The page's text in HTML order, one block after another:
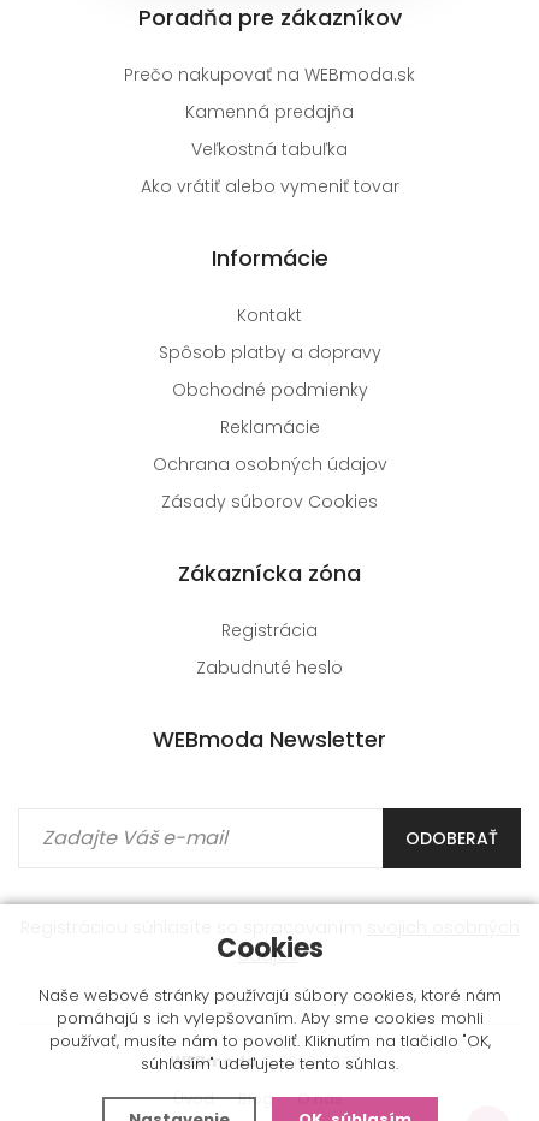
Poradňa pre zákazníkov
Prečo nakupovať na WEBmoda.sk
Kamenná predajňa
Veľkostná tabuľka
Ako vrátiť alebo vymeniť tovar
Informácie
Kontakt
Spôsob platby a dopravy
Obchodné podmienky
Reklamácie
Ochrana osobných údajov
Zásady súborov Cookies
Zákaznícka zóna
Registrácia
Zabudnuté heslo
WEBmoda Newsletter
ODOBERAŤ
údajov.
WEBmoda© 2009 - 2026
Úvod
Blog O nás
Cookies
Naše webové stránky používajú súbory cookies, ktoré nám
pomáhajú s ich vylepšovaním. Aby sme cookies mohli
používať, musíte nám to povoliť. Kliknutím na tlačidlo "OK,
súhlasím" udeľujete tento súhlas.